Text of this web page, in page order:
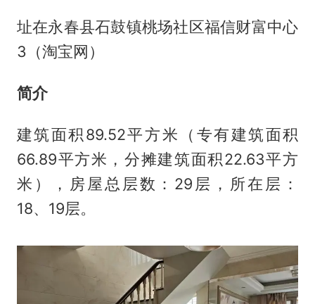
址在永春县石鼓镇桃场社区福信财富中心
3（淘宝网）
简介
建筑面积89.52平方米（专有建筑面积
66.89平方米，分摊建筑面积22.63平方
米），房屋总层数：29层，所在层：
18、19层。